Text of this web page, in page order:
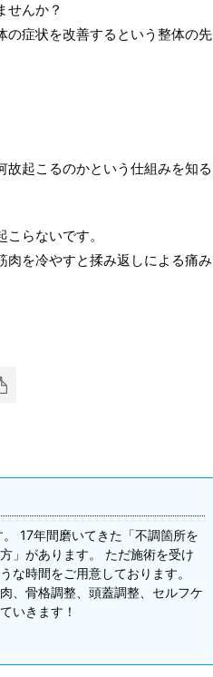
せんか？
の症状を改善するという整体の先
起こるのかという仕組みを知る
らないです。
を冷やすと揉み返しによる痛み
17年間磨いてきた「不調箇所を
」があります。 ただ施術を受け
な時間をご用意しております。
、骨格調整、頭蓋調整、セルフケ
いきます！